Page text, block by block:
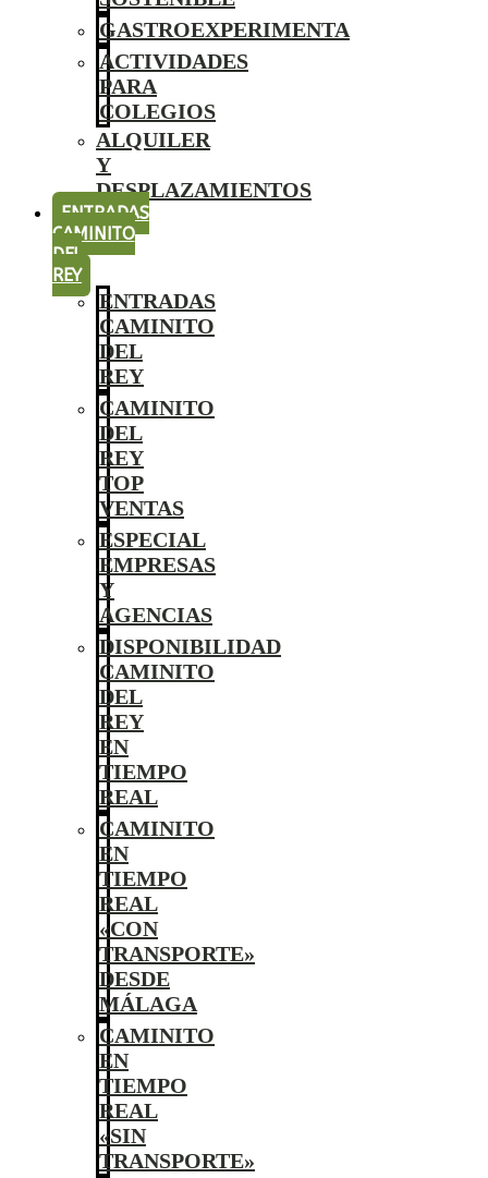
GASTROEXPERIMENTA
ACTIVIDADES
PARA
COLEGIOS
ALQUILER
Y
DESPLAZAMIENTOS
ENTRADAS
CAMINITO
DEL
REY
ENTRADAS
CAMINITO
DEL
REY
CAMINITO
DEL
REY
TOP
VENTAS
ESPECIAL
EMPRESAS
Y
AGENCIAS
DISPONIBILIDAD
CAMINITO
DEL
REY
EN
TIEMPO
REAL
CAMINITO
EN
TIEMPO
REAL
«CON
TRANSPORTE»
DESDE
MÁLAGA
CAMINITO
EN
TIEMPO
REAL
«SIN
TRANSPORTE»